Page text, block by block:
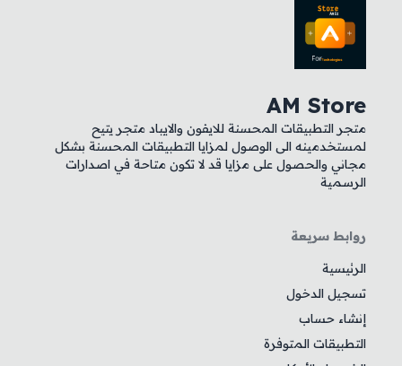
AM Store
متجر التطبيقات المحسنة للايفون والايباد متجر يتيح
لمستخدمينه الى الوصول لمزايا التطبيقات المحسنة بشكل
مجاني والحصول على مزايا قد لا تكون متاحة في اصدارات
الرسمية
روابط سريعة
الرئيسية
تسجيل الدخول
إنشاء حساب
التطبيقات المتوفرة